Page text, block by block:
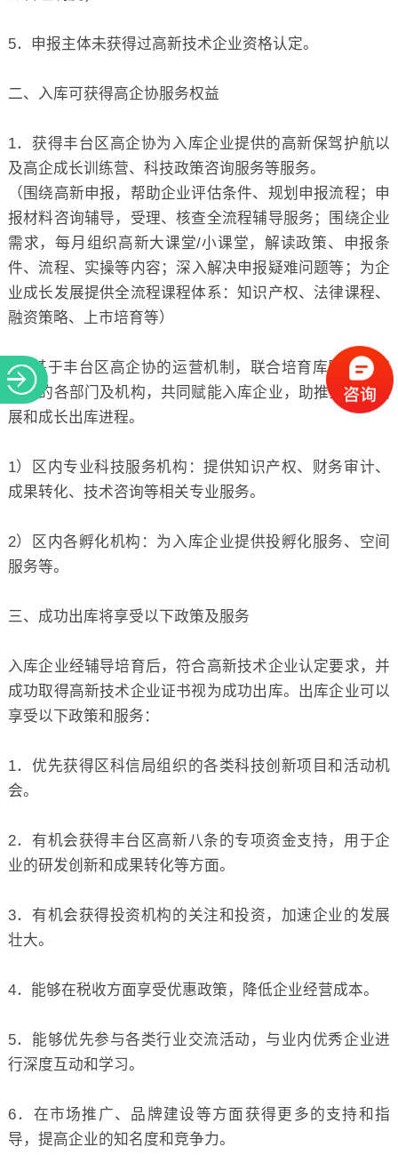
5．申报主体未获得过高新技术企业资格认定。
二、入库可获得高企协服务权益
1．获得丰台区高企协为入库企业提供的高新保驾护航以
及高企成长训练营、科技政策咨询服务等服务。
（围绕高新申报，帮助企业评估条件、规划申报流程；申
报材料咨询辅导，受理、核查全流程辅导服务；围绕企业
需求，每月组织高新大课堂/小课堂，解读政策、申报条
件、流程、实操等内容；深入解决申报疑难问题等；为企
业成长发展提供全流程课程体系：知识产权、法律课程、
融资策略、上市培育等）
2．基于丰台区高企协的运营机制，联合培育库服务运营
平台的各部门及机构，共同赋能入库企业，助推企业的发
展和成长出库进程。
1）区内专业科技服务机构：提供知识产权、财务审计、
成果转化、技术咨询等相关专业服务。
2）区内各孵化机构：为入库企业提供投孵化服务、空间
服务等。
三、成功出库将享受以下政策及服务
入库企业经辅导培育后，符合高新技术企业认定要求，并
成功取得高新技术企业证书视为成功出库。出库企业可以
享受以下政策和服务：
1．优先获得区科信局组织的各类科技创新项目和活动机
会。
2．有机会获得丰台区高新八条的专项资金支持，用于企
业的研发创新和成果转化等方面。
3．有机会获得投资机构的关注和投资，加速企业的发展
壮大。
4．能够在税收方面享受优惠政策，降低企业经营成本。
5．能够优先参与各类行业交流活动，与业内优秀企业进
行深度互动和学习。
6．在市场推广、品牌建设等方面获得更多的支持和指
导，提高企业的知名度和竞争力。